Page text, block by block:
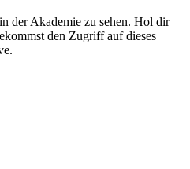
der Akademie zu sehen. Hol dir
den Zugriff auf dieses